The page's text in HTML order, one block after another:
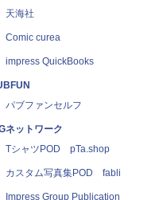
天海社
Comic curea
impress QuickBooks
パブファンセルフ
ネットワーク
TシャツPOD pTa.shop
カスタム写真集POD fabli
Impress Group Publication